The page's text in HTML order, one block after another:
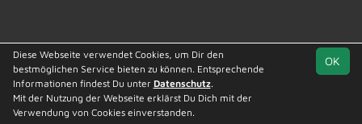
OK
Diese Webseite verwendet Cookies, um Dir den
bestmöglichen Service bieten zu können. Entsprechende
Informationen findest Du unter Datenschutz.
Mit der Nutzung der Webseite erklärst Du Dich mit der
Verwendung von Cookies einverstanden.